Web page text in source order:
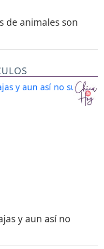
de animales son
y aun así no